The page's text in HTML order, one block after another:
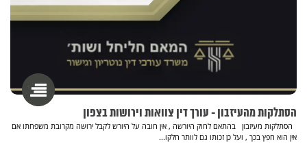
הסתלקות מהעיזבון - עורך דין צוואות וירושות בצפון
הסתלקות מעיזבון בהתאם לחוק היורשה , אין חובה על היורש לקבל ירושה מקרובת משפחתו אם
אין הוא חפץ בכך , ועל כן זכותו גם לוותר חלקו...